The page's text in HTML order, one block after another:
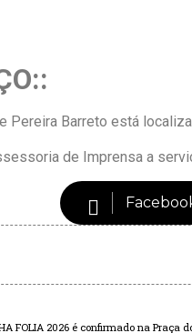
Pereira Barreto está
de Imprensa a
FOLIA 2026 é confirmado na Praça